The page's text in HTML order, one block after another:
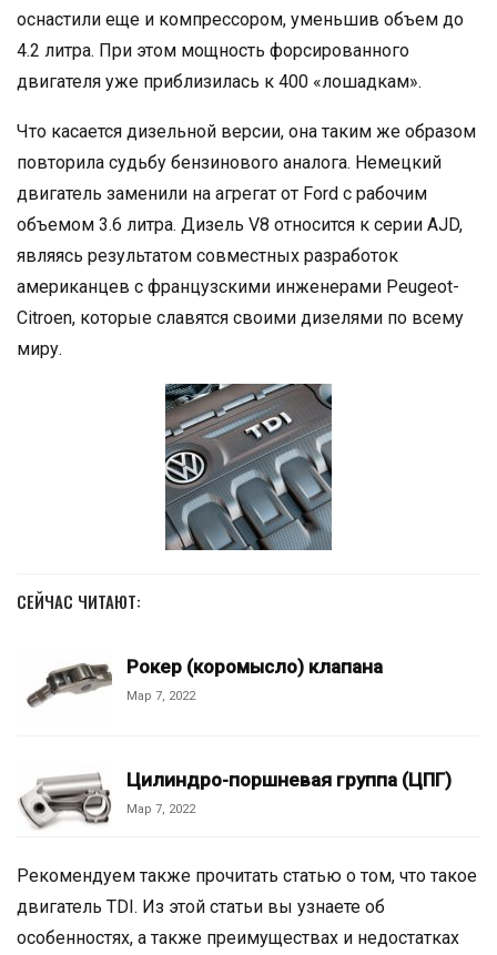
оснастили еще и компрессором, уменьшив объем до
4.2 литра. При этом мощность форсированного
двигателя уже приблизилась к 400 «лошадкам».
Что касается дизельной версии, она таким же образом
повторила судьбу бензинового аналога. Немецкий
двигатель заменили на агрегат от Ford c рабочим
объемом 3.6 литра. Дизель V8 относится к серии AJD,
являясь результатом совместных разработок
американцев с французскими инженерами Peugeot-
Citroen, которые славятся своими дизелями по всему
миру.
СЕЙЧАС ЧИТАЮТ:
Рокер (коромысло) клапана
Мар 7, 2022
Цилиндро-поршневая группа (ЦПГ)
Мар 7, 2022
Рекомендуем также прочитать статью о том, что такое
двигатель TDI. Из этой статьи вы узнаете об
особенностях, а также преимуществах и недостатках